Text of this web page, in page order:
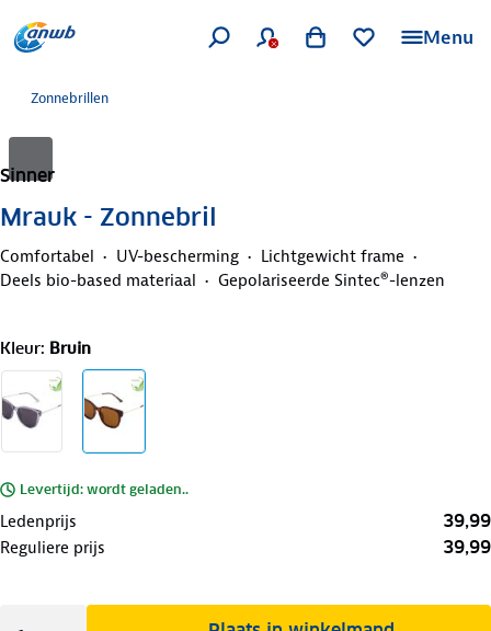
Menu
Zonnebrillen
Sinner
Mrauk - Zonnebril
Comfortabel UV-bescherming
Lichtgewicht frame
Deels bio-based materiaal
Gepolariseerde Sintec®-lenzen
Kleur: Bruin
Levertijd: wordt geladen..
Ledenprijs 39,99
Reguliere prijs 39,99